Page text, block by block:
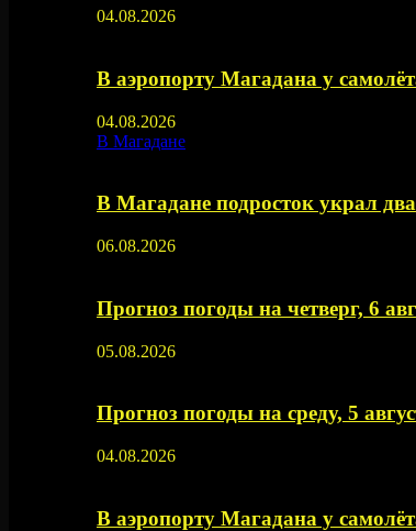
04.08.2026
В аэропорту Магадана у
04.08.2026
В Магадане
В Магадане подросток украл
06.08.2026
Прогноз погоды на четверг, 6
05.08.2026
Прогноз погоды на среду, 5
04.08.2026
В аэропорту Магадана у